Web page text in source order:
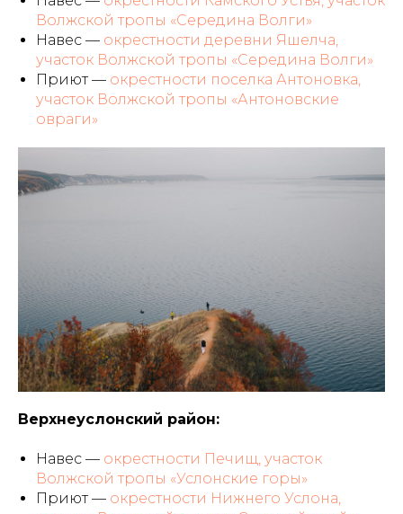
Волжской тропы «Середина Волги»
Навес — окрестности деревни Яшелча,
участок Волжской тропы «Середина Волги»
Приют — окрестности поселка Антоновка,
участок Волжской тропы «Антоновские
овраги»
Верхнеуслонский район:
Навес — окрестности Печищ, участок
Волжской тропы «Услонские горы»
Приют — окрестности Нижнего Услона,